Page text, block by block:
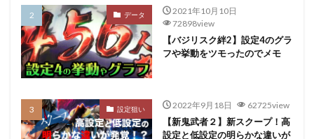
データ
2021年10月10日
72898view
【バジリスク絆2】設定4のグラ
フや挙動をツモったのでメモ
設定狙い 2022年9月18日 62725view
【新鬼武者２】新スクープ！高
設定と低設定の明らかな違いが